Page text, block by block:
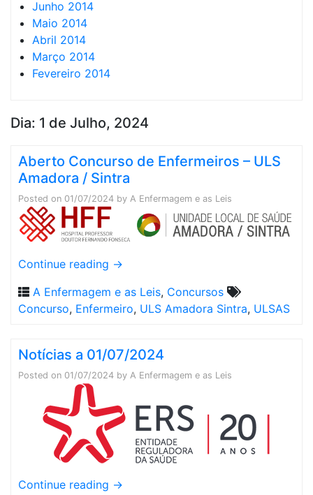
Junho 2014
Maio 2014
Abril 2014
Março 2014
Fevereiro 2014
Dia: 1 de Julho, 2024
Aberto Concurso de Enfermeiros – ULS
Amadora / Sintra
Posted on 01/07/2024 by A Enfermagem e as Leis
Continue reading →
A Enfermagem e as Leis, Concursos
Concurso, Enfermeiro, ULS Amadora Sintra, ULSAS
Notícias a 01/07/2024
Posted on 01/07/2024 by A Enfermagem e as Leis
Continue reading →